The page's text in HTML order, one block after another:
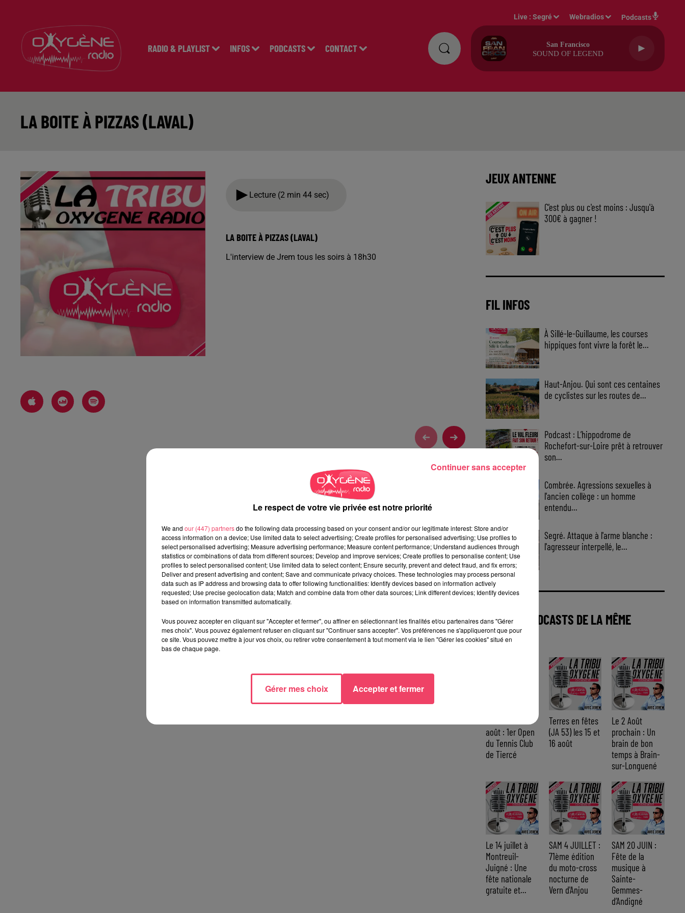
RADIO & PLAYLIST INFOS PODCASTS CONTACT
Live :Segré Webradios Podcasts
San Francisco
SOUND OF LEGEND
LA BOITE À PIZZAS (LAVAL)
Lecture (2 min 44 sec)
LA BOITE À PIZZAS (LAVAL)
L'interview de Jrem tous les soirs à 18h30
JEUX ANTENNE
C'est plus ou c'est moins : Jusqu'à
300€ à gagner !
FIL INFOS
À Sillé-le-Guillaume, les courses
hippiques font vivre la forêt le...
Haut-Anjou. Qui sont ces centaines
de cyclistes sur les routes de...
Podcast : L’hippodrome de
Rochefort-sur-Loire prêt à retrouver
son...
Combrée. Agressions sexuelles à
l'ancien collège : un homme
entendu...
Segré. Attaque à l'arme blanche :
l'agresseur interpellé, le...
AUTRES PODCASTS DE LA MÊME
CATÉGORIE
août : 1er Open
du Tennis Club
de Tiercé
Terres en fêtes
(JA 53) les 15 et
16 août
Le 2 Août
prochain : Un
brain de bon
temps à Brain-
sur-Longuené
Le 14 juillet à
Montreuil-
Juigné : Une
fête nationale
gratuite et...
SAM 4 JUILLET :
71ème édition
du moto-cross
nocturne de
Vern d'Anjou
SAM 20 JUIN :
Fête de la
musique à
Sainte-
Gemmes-
d’Andigné
Le respect de votre vie privée est notre priorité
We and our (447) partnersdo the following data processing based on your consent and/or our legitimate interest: Store and/or
access information on a device; Use limited data to select advertising; Create profiles for personalised advertising; Use profiles to
select personalised advertising; Measure advertising performance; Measure content performance; Understand audiences through
statistics or combinations of data from different sources; Develop and improve services; Create profiles to personalise content; Use
profiles to select personalised content; Use limited data to select content; Ensure security, prevent and detect fraud, and fix errors;
Deliver and present advertising and content; Save and communicate privacy choices. These technologies may process personal
data such as IP address and browsing data to offer following functionalities: Identify devices based on information actively
requested; Use precise geolocation data; Match and combine data from other data sources; Link different devices; Identify devices
based on information transmitted automatically.
Vous pouvez accepter en cliquant sur "Accepter et fermer", ou affiner en sélectionnant les finalités et/ou partenaires dans "Gérer
mes choix". Vous pouvez également refuser en cliquant sur "Continuer sans accepter". Vos préférences ne s'appliqueront que pour
ce site. Vous pouvez mettre à jour vos choix, ou retirer votre consentement à tout moment via le lien "Gérer les cookies" situé en
bas de chaque page.
Gérer mes choix Accepter et fermer
Continuer sans accepter